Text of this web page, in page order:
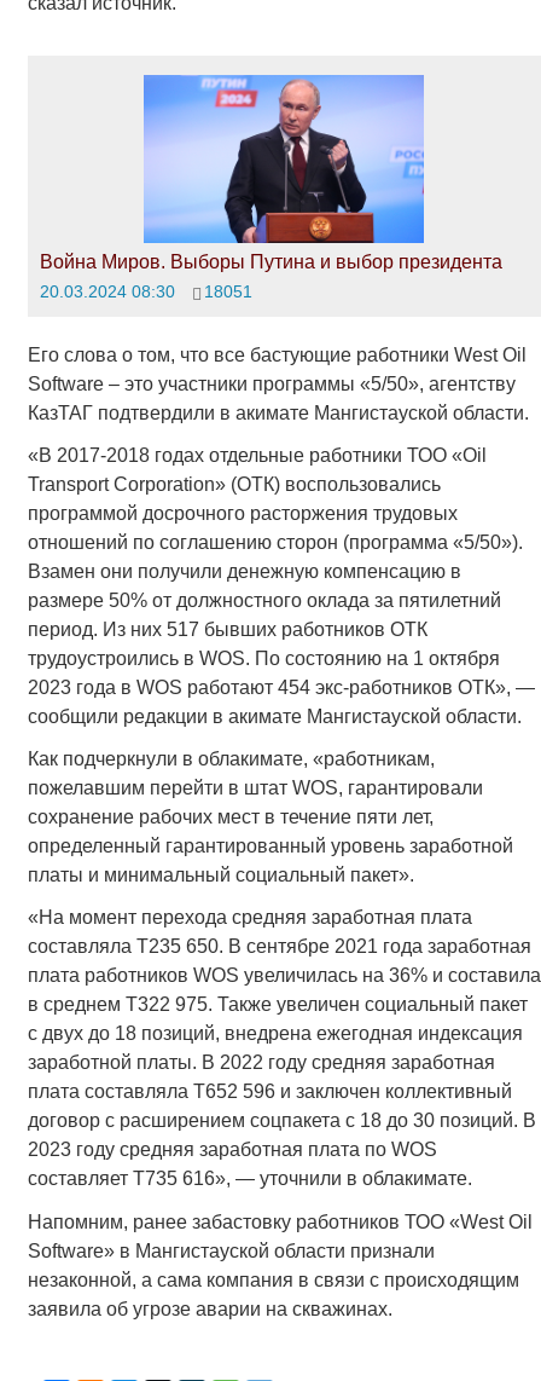
Война Миров. Выборы Путина и выбор президента
20.03.2024 08:30 18051
Его слова о том, что все бастующие работники West Oil
Software – это участники программы «5/50», агентству
КазТАГ подтвердили в акимате Мангистауской области.
«В 2017-2018 годах отдельные работники ТОО «Oil
Transport Corporation» (ОТК) воспользовались
программой досрочного расторжения трудовых
отношений по соглашению сторон (программа «5/50»).
Взамен они получили денежную компенсацию в
размере 50% от должностного оклада за пятилетний
период. Из них 517 бывших работников ОТК
трудоустроились в WOS. По состоянию на 1 октября
2023 года в WOS работают 454 экс-работников ОТК», —
сообщили редакции в акимате Мангистауской области.
Как подчеркнули в облакимате, «работникам,
пожелавшим перейти в штат WOS, гарантировали
сохранение рабочих мест в течение пяти лет,
определенный гарантированный уровень заработной
платы и минимальный социальный пакет».
«На момент перехода средняя заработная плата
составляла Т235 650. В сентябре 2021 года заработная
плата работников WOS увеличилась на 36% и составила
в среднем Т322 975. Также увеличен социальный пакет
с двух до 18 позиций, внедрена ежегодная индексация
заработной платы. В 2022 году средняя заработная
плата составляла Т652 596 и заключен коллективный
договор с расширением соцпакета с 18 до 30 позиций. В
2023 году средняя заработная плата по WOS
составляет Т735 616», — уточнили в облакимате.
Напомним, ранее забастовку работников ТОО «West Oil
Software» в Мангистауской области признали
незаконной, а сама компания в связи с происходящим
заявила об угрозе аварии на скважинах.